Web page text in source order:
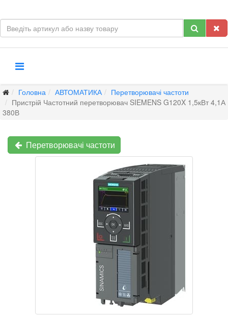
Головна АВТОМАТИКА
Перетворювачі частоти
Пристрій Частотний перетворювач SIEMENS G120X 1,5кВт 4,1А
380В
Перетворювачі частоти